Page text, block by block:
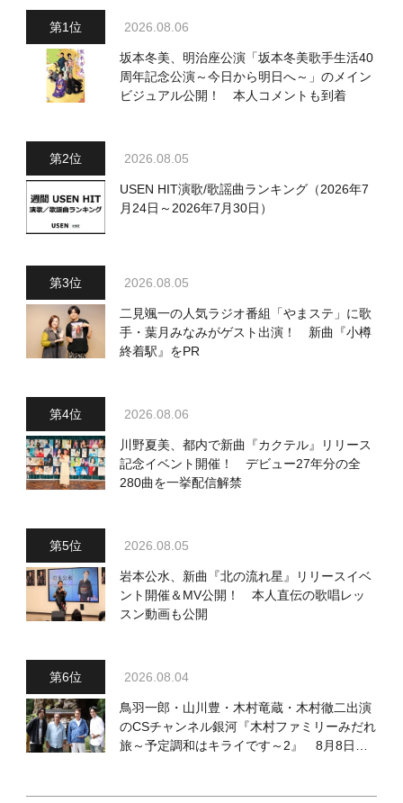
2026.08.06
坂本冬美、明治座公演「坂本冬美歌手生活40
周年記念公演～今日から明日へ～」のメイン
ビジュアル公開！ 本人コメントも到着
2026.08.05
USEN HIT演歌/歌謡曲ランキング（2026年7
月24日～2026年7月30日）
2026.08.05
二見颯一の人気ラジオ番組「やまステ」に歌
手・葉月みなみがゲスト出演！ 新曲『小樽
終着駅』をPR
2026.08.06
川野夏美、都内で新曲『カクテル』リリース
記念イベント開催！ デビュー27年分の全
280曲を一挙配信解禁
2026.08.05
岩本公水、新曲『北の流れ星』リリースイベ
ント開催＆MV公開！ 本人直伝の歌唱レッ
スン動画も公開
2026.08.04
鳥羽一郎・山川豊・木村竜蔵・木村徹二出演
のCSチャンネル銀河『木村ファミリーみだれ
旅～予定調和はキライです～2』 8月8日